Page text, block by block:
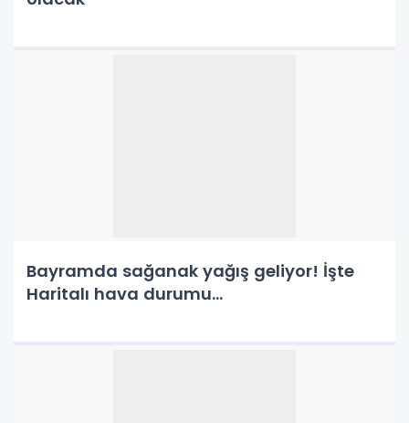
Bayramda sağanak yağış geliyor! İşte
Haritalı hava durumu...